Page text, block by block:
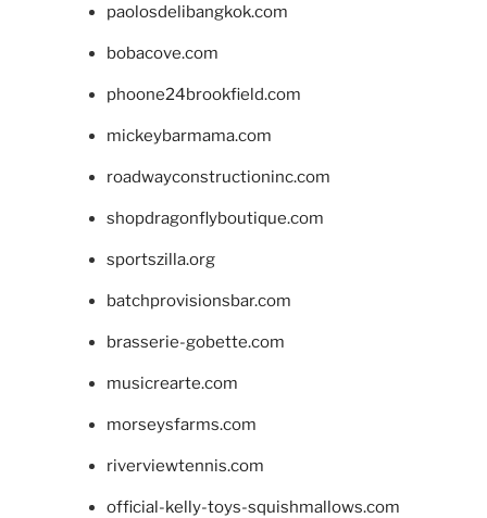
paolosdelibangkok.com
bobacove.com
phoone24brookfield.com
mickeybarmama.com
roadwayconstructioninc.com
shopdragonflyboutique.com
sportszilla.org
batchprovisionsbar.com
brasserie-gobette.com
musicrearte.com
morseysfarms.com
riverviewtennis.com
official-kelly-toys-squishmallows.com